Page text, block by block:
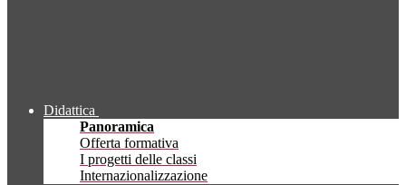
Didattica
Panoramica
Offerta formativa
I progetti delle classi
Internazionalizzazione